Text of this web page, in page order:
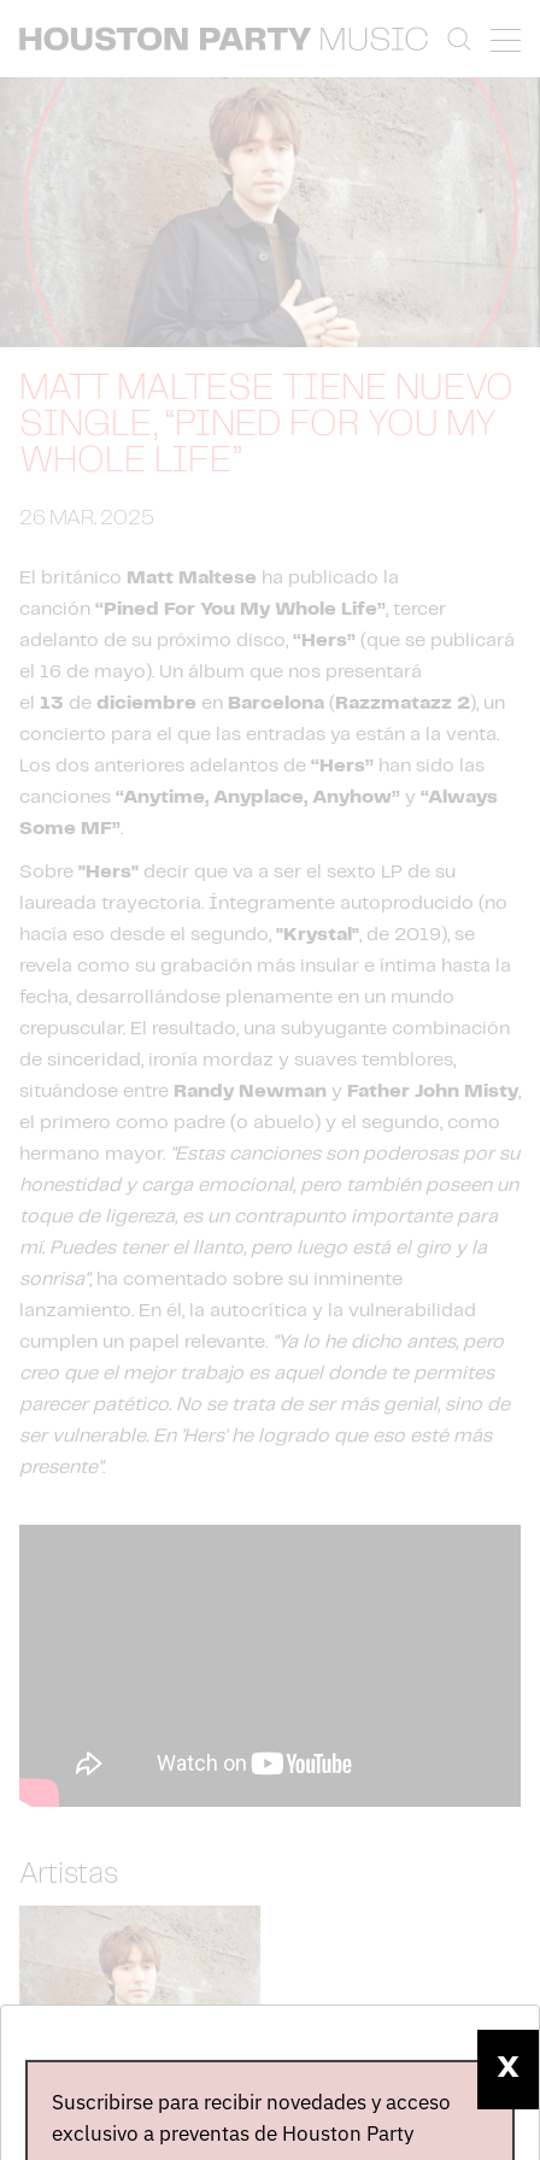
MATT MALTESE TIENE NUEVO
SINGLE, “PINED FOR YOU MY
WHOLE LIFE”
26 MAR. 2025
El británico Matt Maltese ha publicado la
canción “Pined For You My Whole Life”, tercer
adelanto de su próximo disco, “Hers” (que se publicará
el 16 de mayo). Un álbum que nos presentará
el 13 de diciembre en Barcelona ( Razzmatazz 2), un
concierto para el que las entradas ya están a la venta.
Los dos anteriores adelantos de “Hers” han sido las
canciones “Anytime, Anyplace, Anyhow” y “Always
Some MF”.
Sobre "Hers" decir que va a ser el sexto LP de su
laureada trayectoria. Íntegramente autoproducido (no
hacía eso desde el segundo, "Krystal", de 2019), se
revela como su grabación más insular e íntima hasta la
fecha, desarrollándose plenamente en un mundo
crepuscular. El resultado, una subyugante combinación
de sinceridad, ironía mordaz y suaves temblores,
situándose entre Randy Newman y Father John Misty,
el primero como padre (o abuelo) y el segundo, como
hermano mayor. "Estas canciones son poderosas por su
honestidad y carga emocional, pero también poseen un
toque de ligereza, es un contrapunto importante para
mí. Puedes tener el llanto, pero luego está el giro y la
sonrisa", ha comentado sobre su inminente
lanzamiento. En él, la autocrítica y la vulnerabilidad
cumplen un papel relevante. "Ya lo he dicho antes, pero
creo que el mejor trabajo es aquel donde te permites
parecer patético. No se trata de ser más genial, sino de
ser vulnerable. En 'Hers' he logrado que eso esté más
presente".
Artistas
X
Suscribirse para recibir novedades y acceso
exclusivo a preventas de Houston Party